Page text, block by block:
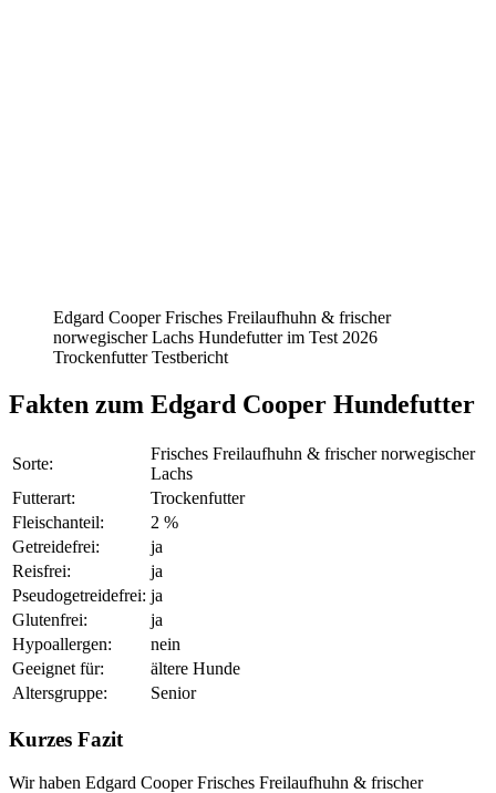
Edgard Cooper Frisches Freilaufhuhn & frischer
norwegischer Lachs Hundefutter im Test 2026
Trockenfutter Testbericht
Fakten zum Edgard Cooper Hundefutter
Sorte:
Frisches Freilaufhuhn & frischer norwegischer
Lachs
Futterart:
Trockenfutter
Fleischanteil:
2 %
Getreidefrei:
ja
Reisfrei:
ja
Pseudogetreidefrei: ja
Glutenfrei:
ja
Hypoallergen:
nein
Geeignet für:
ältere Hunde
Altersgruppe:
Senior
Kurzes Fazit
Wir haben Edgard Cooper Frisches Freilaufhuhn & frischer